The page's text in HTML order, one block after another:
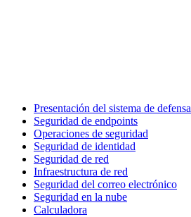
Presentación del sistema de defensa
Seguridad de endpoints
Operaciones de seguridad
Seguridad de identidad
Seguridad de red
Infraestructura de red
Seguridad del correo electrónico
Seguridad en la nube
Calculadora